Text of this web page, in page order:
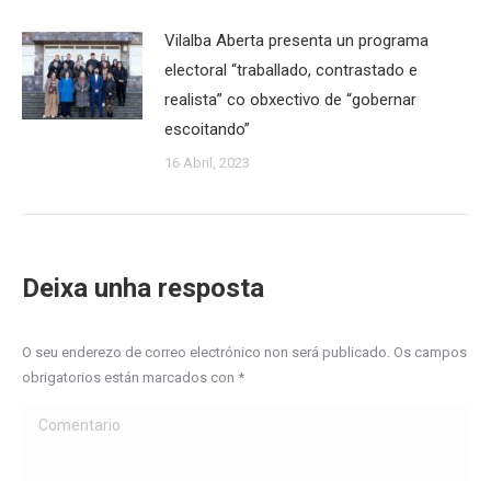
Vilalba Aberta presenta un programa
electoral “traballado, contrastado e
realista” co obxectivo de “gobernar
escoitando”
16 Abril, 2023
Deixa unha resposta
O seu enderezo de correo electrónico non será publicado. Os campos
obrigatorios están marcados con *
Comentario